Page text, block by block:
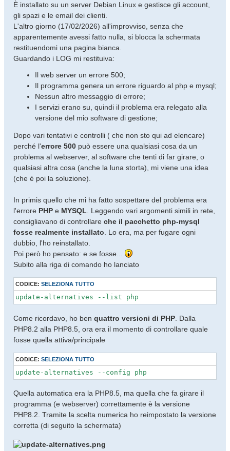
g
i
o
È installato su un server Debian Linux e gestisce gli account,
gli spazi e le email dei clienti.
L'altro giorno (17/02/2026) all'improvviso, senza che
apparentemente avessi fatto nulla, si blocca la schermata
restituendomi una pagina bianca.
Guardando i LOG mi restituiva:
Il web server un errore 500;
Il programma genera un errore riguardo al php e mysql;
Nessun altro messaggio di errore;
I servizi erano su, quindi il problema era relegato alla
versione del mio software di gestione;
Dopo vari tentativi e controlli ( che non sto qui ad elencare)
perché l'errore 500 può essere una qualsiasi cosa da un
problema al webserver, al software che tenti di far girare, o
qualsiasi altra cosa (anche la luna storta), mi viene una idea
(che è poi la soluzione).
In primis quello che mi ha fatto sospettare del problema era
l'errore PHP e MYSQL . Leggendo vari argomenti simili in rete,
consigliavano di controllare che il pacchetto php-mysql
fosse realmente installato . Lo era, ma per fugare ogni
dubbio, l'ho reinstallato.
Poi però ho pensato: e se fosse...
Subito alla riga di comando ho lanciato
CODICE: SELEZIONA TUTTO
update-alternatives --list php
Come ricordavo, ho ben quattro versioni di PHP . Dalla
PHP8.2 alla PHP8.5, ora era il momento di controllare quale
fosse quella attiva/principale
CODICE: SELEZIONA TUTTO
update-alternatives --config php
Quella automatica era la PHP8.5, ma quella che fa girare il
programma (e webserver) correttamente è la versione
PHP8.2. Tramite la scelta numerica ho reimpostato la versione
corretta (di seguito la schermata)